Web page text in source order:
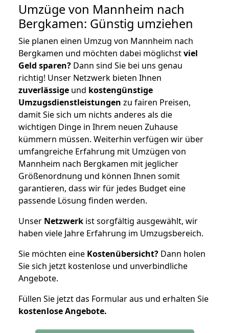
Umzüge von Mannheim nach
Bergkamen: Günstig umziehen
Sie planen einen Umzug von Mannheim nach
Bergkamen und möchten dabei möglichstviel
Geld sparen? Dann sind Sie bei uns genau
richtig! Unser Netzwerk bieten Ihnen
zuverlässige und kostengünstige
Umzugsdienstleistungen zu fairen Preisen,
damit Sie sich um nichts anderes als die
wichtigen Dinge in Ihrem neuen Zuhause
kümmern müssen. Weiterhin verfügen wir über
umfangreiche Erfahrung mit Umzügen von
Mannheim nach Bergkamen mit jeglicher
Größenordnung und können Ihnen somit
garantieren, dass wir für jedes Budget eine
passende Lösung finden werden.
Unser Netzwerk ist sorgfältig ausgewählt, wir
haben viele Jahre Erfahrung im Umzugsbereich.
Sie möchten eine Kostenübersicht? Dann holen
Sie sich jetzt kostenlose und unverbindliche
Angebote.
Füllen Sie jetzt das Formular aus und erhalten Sie
kostenloseAngebote.